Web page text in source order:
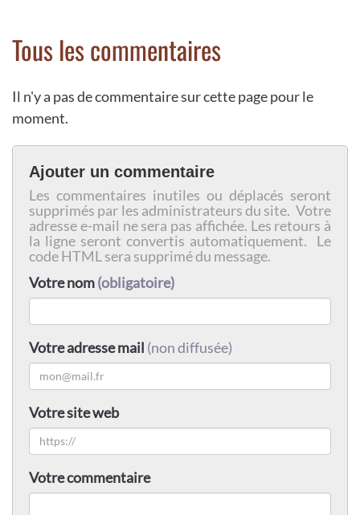
Tous les commentaires
Il n'y a pas de commentaire sur cette page pour le
moment.
Ajouter un commentaire
Les commentaires inutiles ou déplacés seront
supprimés par les administrateurs du site. Votre
adresse e-mail ne sera pas affichée. Les retours à
la ligne seront convertis automatiquement. Le
code HTML sera supprimé du message.
Votre nom(obligatoire)
Votre adresse mail (non diffusée)
Votre site web
Votre commentaire